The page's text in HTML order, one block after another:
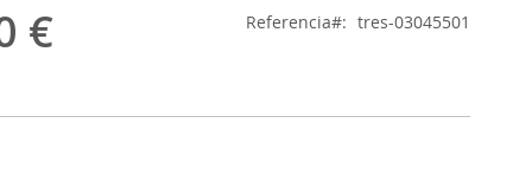
€ Referencia tres-03045501